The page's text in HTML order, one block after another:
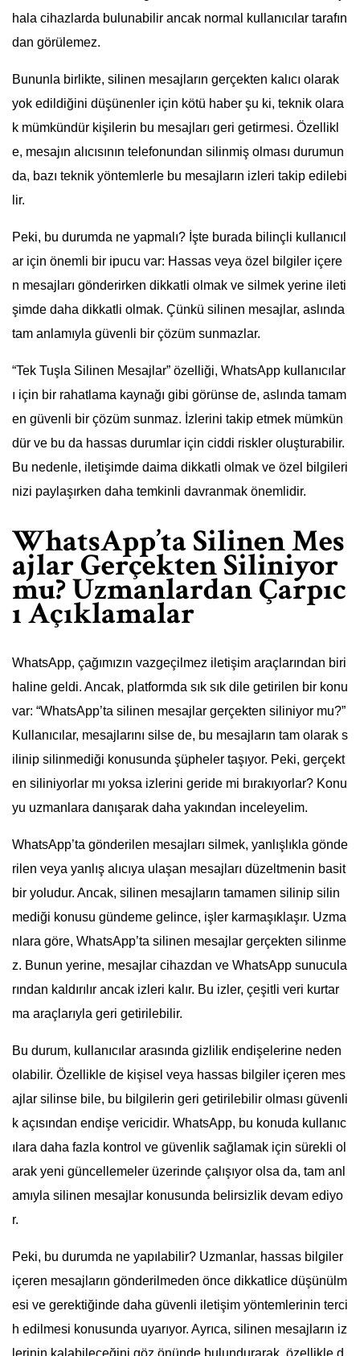
hala cihazlarda bulunabilir ancak normal kullanıcılar tarafın
dan görülemez.
Bununla birlikte, silinen mesajların gerçekten kalıcı olarak
yok edildiğini düşünenler için kötü haber şu ki, teknik olara
k mümkündür kişilerin bu mesajları geri getirmesi. Özellikl
e, mesajın alıcısının telefonundan silinmiş olması durumun
da, bazı teknik yöntemlerle bu mesajların izleri takip edilebi
lir.
Peki, bu durumda ne yapmalı? İşte burada bilinçli kullanıcıl
ar için önemli bir ipucu var: Hassas veya özel bilgiler içere
n mesajları gönderirken dikkatli olmak ve silmek yerine ileti
şimde daha dikkatli olmak. Çünkü silinen mesajlar, aslında
tam anlamıyla güvenli bir çözüm sunmazlar.
“Tek Tuşla Silinen Mesajlar” özelliği, WhatsApp kullanıcılar
ı için bir rahatlama kaynağı gibi görünse de, aslında tamam
en güvenli bir çözüm sunmaz. İzlerini takip etmek mümkün
dür ve bu da hassas durumlar için ciddi riskler oluşturabilir.
Bu nedenle, iletişimde daima dikkatli olmak ve özel bilgileri
nizi paylaşırken daha temkinli davranmak önemlidir.
WhatsApp’ta Silinen Mes
ajlar Gerçekten Siliniyor
mu? Uzmanlardan Çarpıc
ı Açıklamalar
WhatsApp, çağımızın vazgeçilmez iletişim araçlarından biri
haline geldi. Ancak, platformda sık sık dile getirilen bir konu
var: “WhatsApp’ta silinen mesajlar gerçekten siliniyor mu?”
Kullanıcılar, mesajlarını silse de, bu mesajların tam olarak s
ilinip silinmediği konusunda şüpheler taşıyor. Peki, gerçekt
en siliniyorlar mı yoksa izlerini geride mi bırakıyorlar? Konu
yu uzmanlara danışarak daha yakından inceleyelim.
WhatsApp’ta gönderilen mesajları silmek, yanlışlıkla gönde
rilen veya yanlış alıcıya ulaşan mesajları düzeltmenin basit
bir yoludur. Ancak, silinen mesajların tamamen silinip silin
mediği konusu gündeme gelince, işler karmaşıklaşır. Uzma
nlara göre, WhatsApp’ta silinen mesajlar gerçekten silinme
z. Bunun yerine, mesajlar cihazdan ve WhatsApp sunucula
rından kaldırılır ancak izleri kalır. Bu izler, çeşitli veri kurtar
ma araçlarıyla geri getirilebilir.
Bu durum, kullanıcılar arasında gizlilik endişelerine neden
olabilir. Özellikle de kişisel veya hassas bilgiler içeren mes
ajlar silinse bile, bu bilgilerin geri getirilebilir olması güvenli
k açısından endişe vericidir. WhatsApp, bu konuda kullanıc
ılara daha fazla kontrol ve güvenlik sağlamak için sürekli ol
arak yeni güncellemeler üzerinde çalışıyor olsa da, tam anl
amıyla silinen mesajlar konusunda belirsizlik devam ediyo
r.
Peki, bu durumda ne yapılabilir? Uzmanlar, hassas bilgiler
içeren mesajların gönderilmeden önce dikkatlice düşünülm
esi ve gerektiğinde daha güvenli iletişim yöntemlerinin terci
h edilmesi konusunda uyarıyor. Ayrıca, silinen mesajların iz